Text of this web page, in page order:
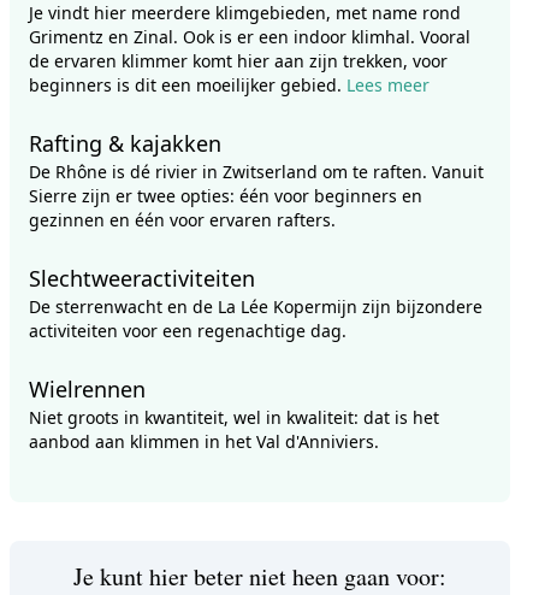
Je vindt hier meerdere klimgebieden, met name rond
Grimentz en Zinal. Ook is er een indoor klimhal. Vooral
de ervaren klimmer komt hier aan zijn trekken, voor
beginners is dit een moeilijker gebied. Lees meer
Rafting & kajakken
De Rhône is dé rivier in Zwitserland om te raften. Vanuit
Sierre zijn er twee opties: één voor beginners en
gezinnen en één voor ervaren rafters.
Slechtweeractiviteiten
De sterrenwacht en de La Lée Kopermijn zijn bijzondere
activiteiten voor een regenachtige dag.
Wielrennen
Niet groots in kwantiteit, wel in kwaliteit: dat is het
aanbod aan klimmen in het Val d'Anniviers.
Je kunt hier beter niet heen gaan voor: